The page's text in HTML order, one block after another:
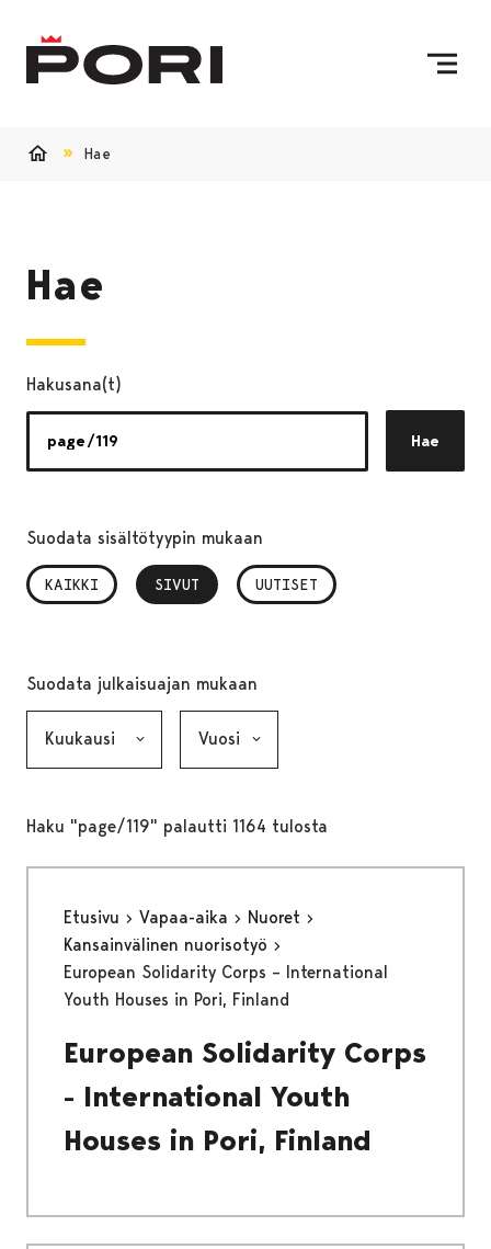
Hae
Hae
Hakusana(t)
Hae
Suodata sisältötyypin mukaan
KAIKKI SIVUT
, VALITTU UUTISET
Suodata julkaisuajan mukaan
Haku "page/119" palautti 1164 tulosta
Etusivu Vapaa-aika
Nuoret
Kansainvälinen nuorisotyö
European Solidarity Corps – International
Youth Houses in Pori, Finland
European Solidarity Corps
- International Youth
Houses in Pori, Finland